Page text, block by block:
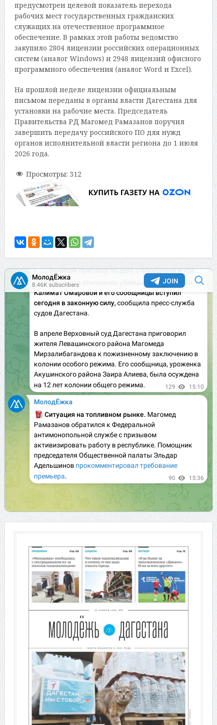
предусмотрен целевой показатель перехода
рабочих мест государственных гражданских
служащих на отечественное программное
обеспечение. В рамках этой работы ведомство
закупило 2804 лицензии российских операционных
систем (аналог Windows) и 2948 лицензий офисного
программного обеспечения (аналог Word и Excel).
На прошлой неделе лицензии официальным
письмом переданы в органы власти Дагестана для
установки на рабочие места. Председатель
Правительства РД Магомед Рамазанов поручил
завершить передачу российского ПО для нужд
органов исполнительной власти региона до 1 июля
2026 года.
Просмотры: 312